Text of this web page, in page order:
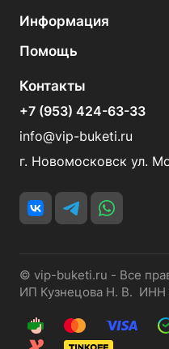
Информация
Помощь
Контакты
+7 (953) 424-63-33
info@vip-buketi.ru
г. Новомосковск ул.
© vip-buketi.ru - Все
ИП Кузнецова Н. В. ИНН